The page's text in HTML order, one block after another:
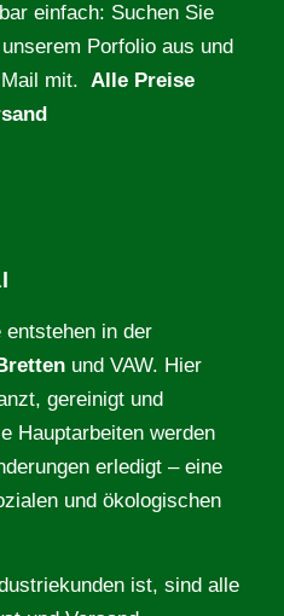
einfach: Suchen Sie
Porfolio aus und
mit. Alle Preise
in der
und VAW. Hier
gereinigt und
Hauptarbeiten werden
erledigt – eine
und ökologischen
ist, sind alle